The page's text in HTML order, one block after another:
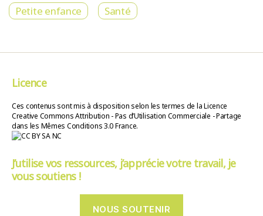
Petite enfance
Santé
Licence
Ces contenus sont mis à disposition selon les termes de la Licence
Creative Commons Attribution - Pas d’Utilisation Commerciale - Partage
dans les Mêmes Conditions 3.0 France.
J’utilise vos ressources, j’apprécie votre travail, je
vous soutiens !
NOUS SOUTENIR